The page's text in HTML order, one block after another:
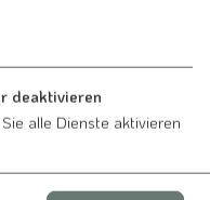
deaktivieren
alle Dienste aktivieren